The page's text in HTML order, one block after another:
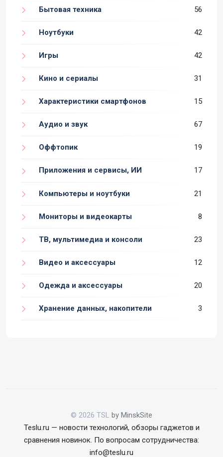
Бытовая техника 56
Ноутбуки 42
Игры 42
Кино и сериалы 31
Характеристики смартфонов 15
Аудио и звук 67
Оффтопик 19
Приложения и сервисы, ИИ 17
Компьютеры и ноутбуки 21
Мониторы и видеокарты 8
ТВ, мультимедиа и консоли 23
Видео и аксессуары 12
Одежда и аксессуары 20
Хранение данных, накопители 3
© 2026 TSL by MinskSite
Teslu.ru — новости технологий, обзоры гаджетов и
сравнения новинок. По вопросам сотрудничества:
info@teslu.ru